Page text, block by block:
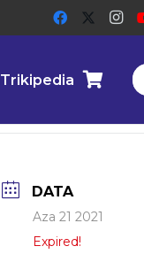
Trikipedia
DATA
Aza 21 2021
Expired!